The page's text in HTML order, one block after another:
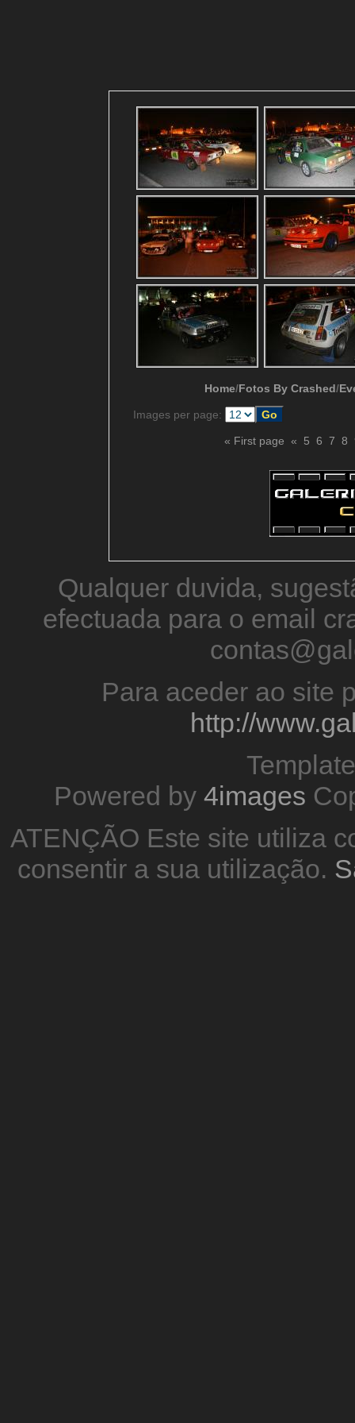
Home/Fotos By Crashed/
Images per page:
« First page « 5 6 7 8
Qualquer duvida,
efectuada para o email
Para aceder ao site
http://
Powered by 4images
ATENÇÃO Este site utiliza
consentir a sua utilização.